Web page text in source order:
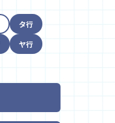
タ行
ヤ行